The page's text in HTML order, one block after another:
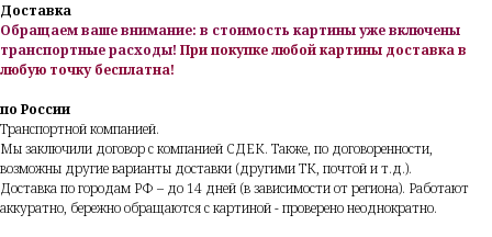
Доставка
Обращаем ваше внимание: в стоимость картины уже включены
транспортные расходы! При покупке любой картины доставка в
любую точку бесплатна!
по России
Транспортной компанией.
Мы заключили договор с компанией СДЕК. Также, по договоренности,
возможны другие варианты доставки (другими ТК, почтой и т.д.).
Доставка по городам РФ – до 14 дней (в зависимости от региона). Работают
аккуратно, бережно обращаются с картиной - проверено неоднократно.